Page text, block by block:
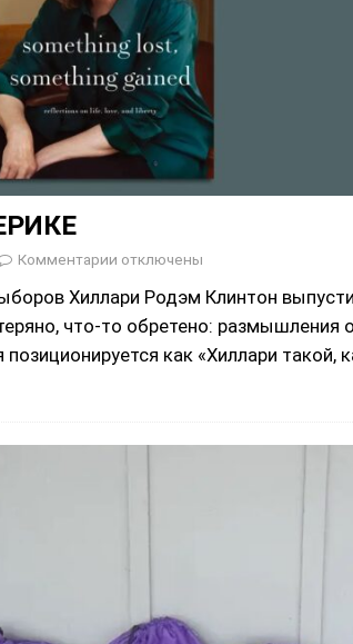
Комментарии отключены
Хиллари Родэм Клинтон
что-то обретено: размышления
как «Хиллари такой,